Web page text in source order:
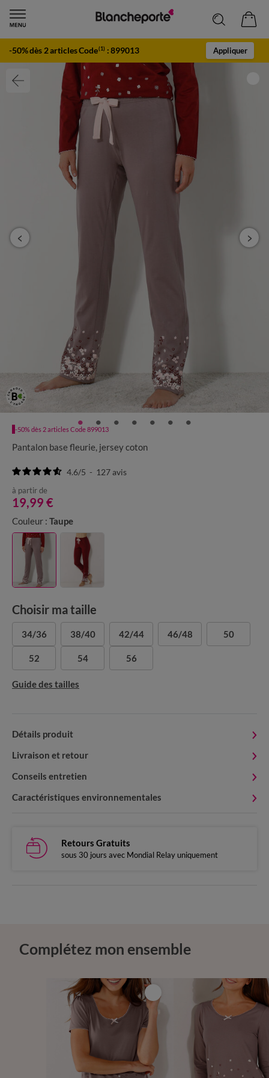
-50% dès 2 articles Code(1) :899013 Appliquer
-50% dès 2 articles Code 899013
Pantalon base fleurie, jersey coton
4.6/5 - 127avis
à partir de
19,99 €
Couleur : Taupe
Choisir ma taille
34/36 38/40 42/44 46/48 50
52 54 56
Guide des tailles
Détails produit
Livraison et retour
Conseils entretien
Caractéristiques environnementales
Retours Gratuits
sous 30 jours avec Mondial Relay uniquement
Complétez mon ensemble